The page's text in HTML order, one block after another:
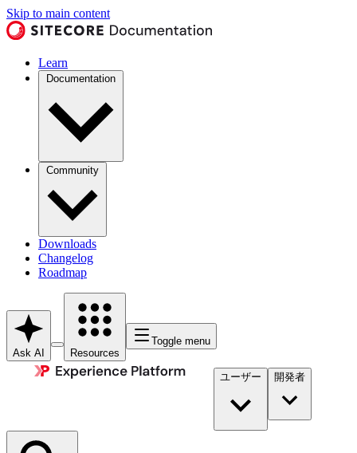
Skip to main content
Learn
Documentation
Community
Downloads
Changelog
Roadmap
Ask AI Resources
Toggle menu
ユーザー 開発者​